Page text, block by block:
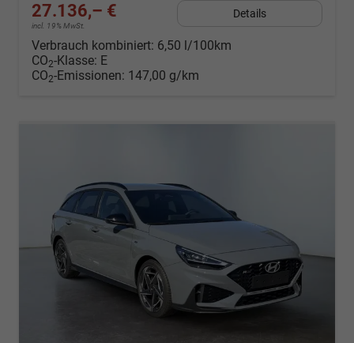
27.136,– €
incl. 19% MwSt.
Details
Verbrauch kombiniert: 6,50 l/100km
CO2-Klasse: E
CO2-Emissionen: 147,00 g/km